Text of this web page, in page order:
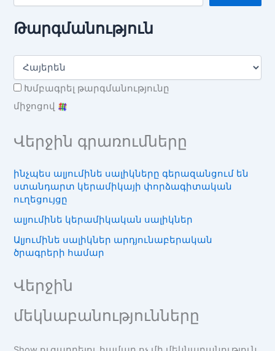
Թարգմանություն
Խմբագրել թարգմանությունը
միջոցով
Վերջին գրառումները
ինչպես ալյումինե սալիկները գերազանցում են
ստանդարտ կերամիկայի փորձագիտական ​​
ուղեցույցը
ալյումինե կերամիկական սալիկներ
Ալյումինե սալիկներ արդյունաբերական
ծրագրերի համար
Վերջին
մեկնաբանությունները